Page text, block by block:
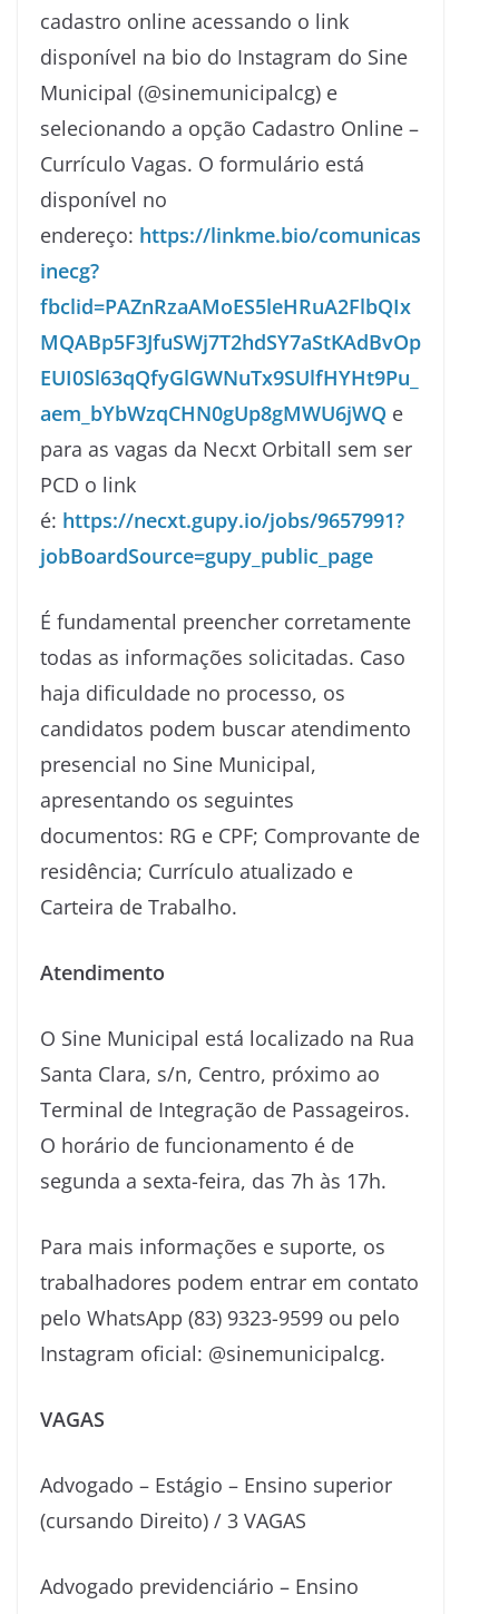
cadastro online acessando o link
disponível na bio do Instagram do Sine
Municipal (@sinemunicipalcg) e
selecionando a opção Cadastro Online –
Currículo Vagas. O formulário está
disponível no
endereço: https://linkme.bio/comunicas
inecg?
fbclid=PAZnRzaAMoES5leHRuA2FlbQIx
MQABp5F3JfuSWj7T2hdSY7aStKAdBvOp
EUI0Sl63qQfyGlGWNuTx9SUlfHYHt9Pu_
aem_bYbWzqCHN0gUp8gMWU6jWQ e
para as vagas da Necxt Orbitall sem ser
PCD o link
é: https://necxt.gupy.io/jobs/9657991?
jobBoardSource=gupy_public_page
É fundamental preencher corretamente
todas as informações solicitadas. Caso
haja dificuldade no processo, os
candidatos podem buscar atendimento
presencial no Sine Municipal,
apresentando os seguintes
documentos: RG e CPF; Comprovante de
residência; Currículo atualizado e
Carteira de Trabalho.
Atendimento
O Sine Municipal está localizado na Rua
Santa Clara, s/n, Centro, próximo ao
Terminal de Integração de Passageiros.
O horário de funcionamento é de
segunda a sexta-feira, das 7h às 17h.
Para mais informações e suporte, os
trabalhadores podem entrar em contato
pelo WhatsApp (83) 9323-9599 ou pelo
Instagram oficial: @sinemunicipalcg.
VAGAS
Advogado – Estágio – Ensino superior
(cursando Direito) / 3 VAGAS
Advogado previdenciário – Ensino